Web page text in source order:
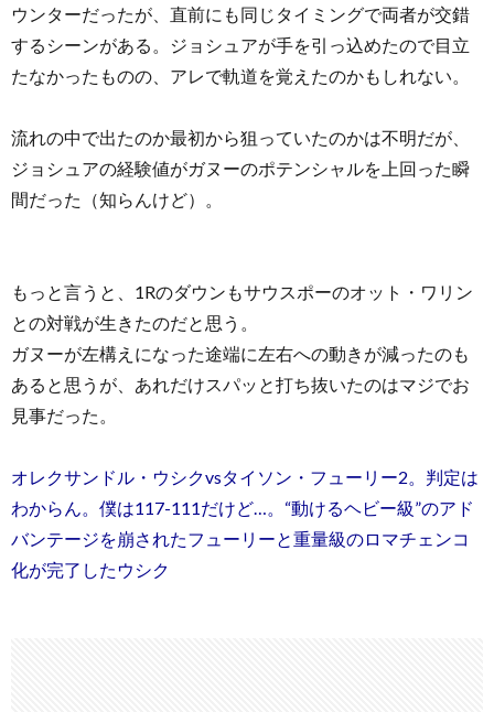
ウンターだったが、直前にも同じタイミングで両者が交錯
するシーンがある。ジョシュアが手を引っ込めたので目立
たなかったものの、アレで軌道を覚えたのかもしれない。
流れの中で出たのか最初から狙っていたのかは不明だが、
ジョシュアの経験値がガヌーのポテンシャルを上回った瞬
間だった（知らんけど）。
もっと言うと、1Rのダウンもサウスポーのオット・ワリン
との対戦が生きたのだと思う。
ガヌーが左構えになった途端に左右への動きが減ったのも
あると思うが、あれだけスパッと打ち抜いたのはマジでお
見事だった。
オレクサンドル・ウシクvsタイソン・フューリー2。判定は
わからん。僕は117-111だけど…。“動けるヘビー級”のアド
バンテージを崩されたフューリーと重量級のロマチェンコ
化が完了したウシク